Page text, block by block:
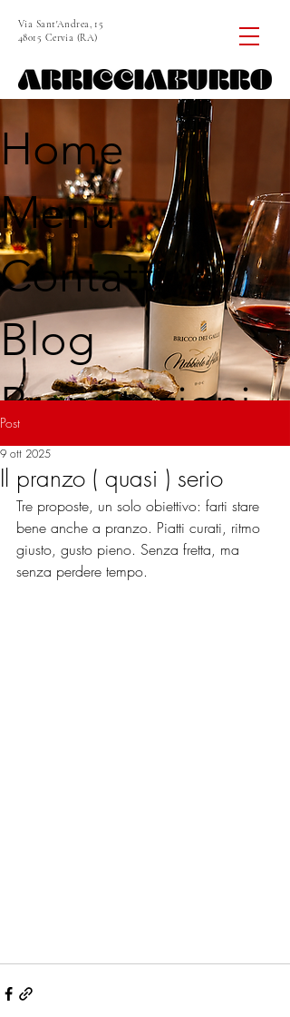
Via Sant'Andrea, 15
48015 Cervia (RA)
Home
Menu
Contatti
Blog
Prenotazioni
Esperienze
PRENOTA
Post
Il pranzo ( quasi ) serio
9 ott 2025
Tre proposte, un solo obiettivo: farti stare
bene anche a pranzo. Piatti curati, ritmo
giusto, gusto pieno. Senza fretta, ma
senza perdere tempo.